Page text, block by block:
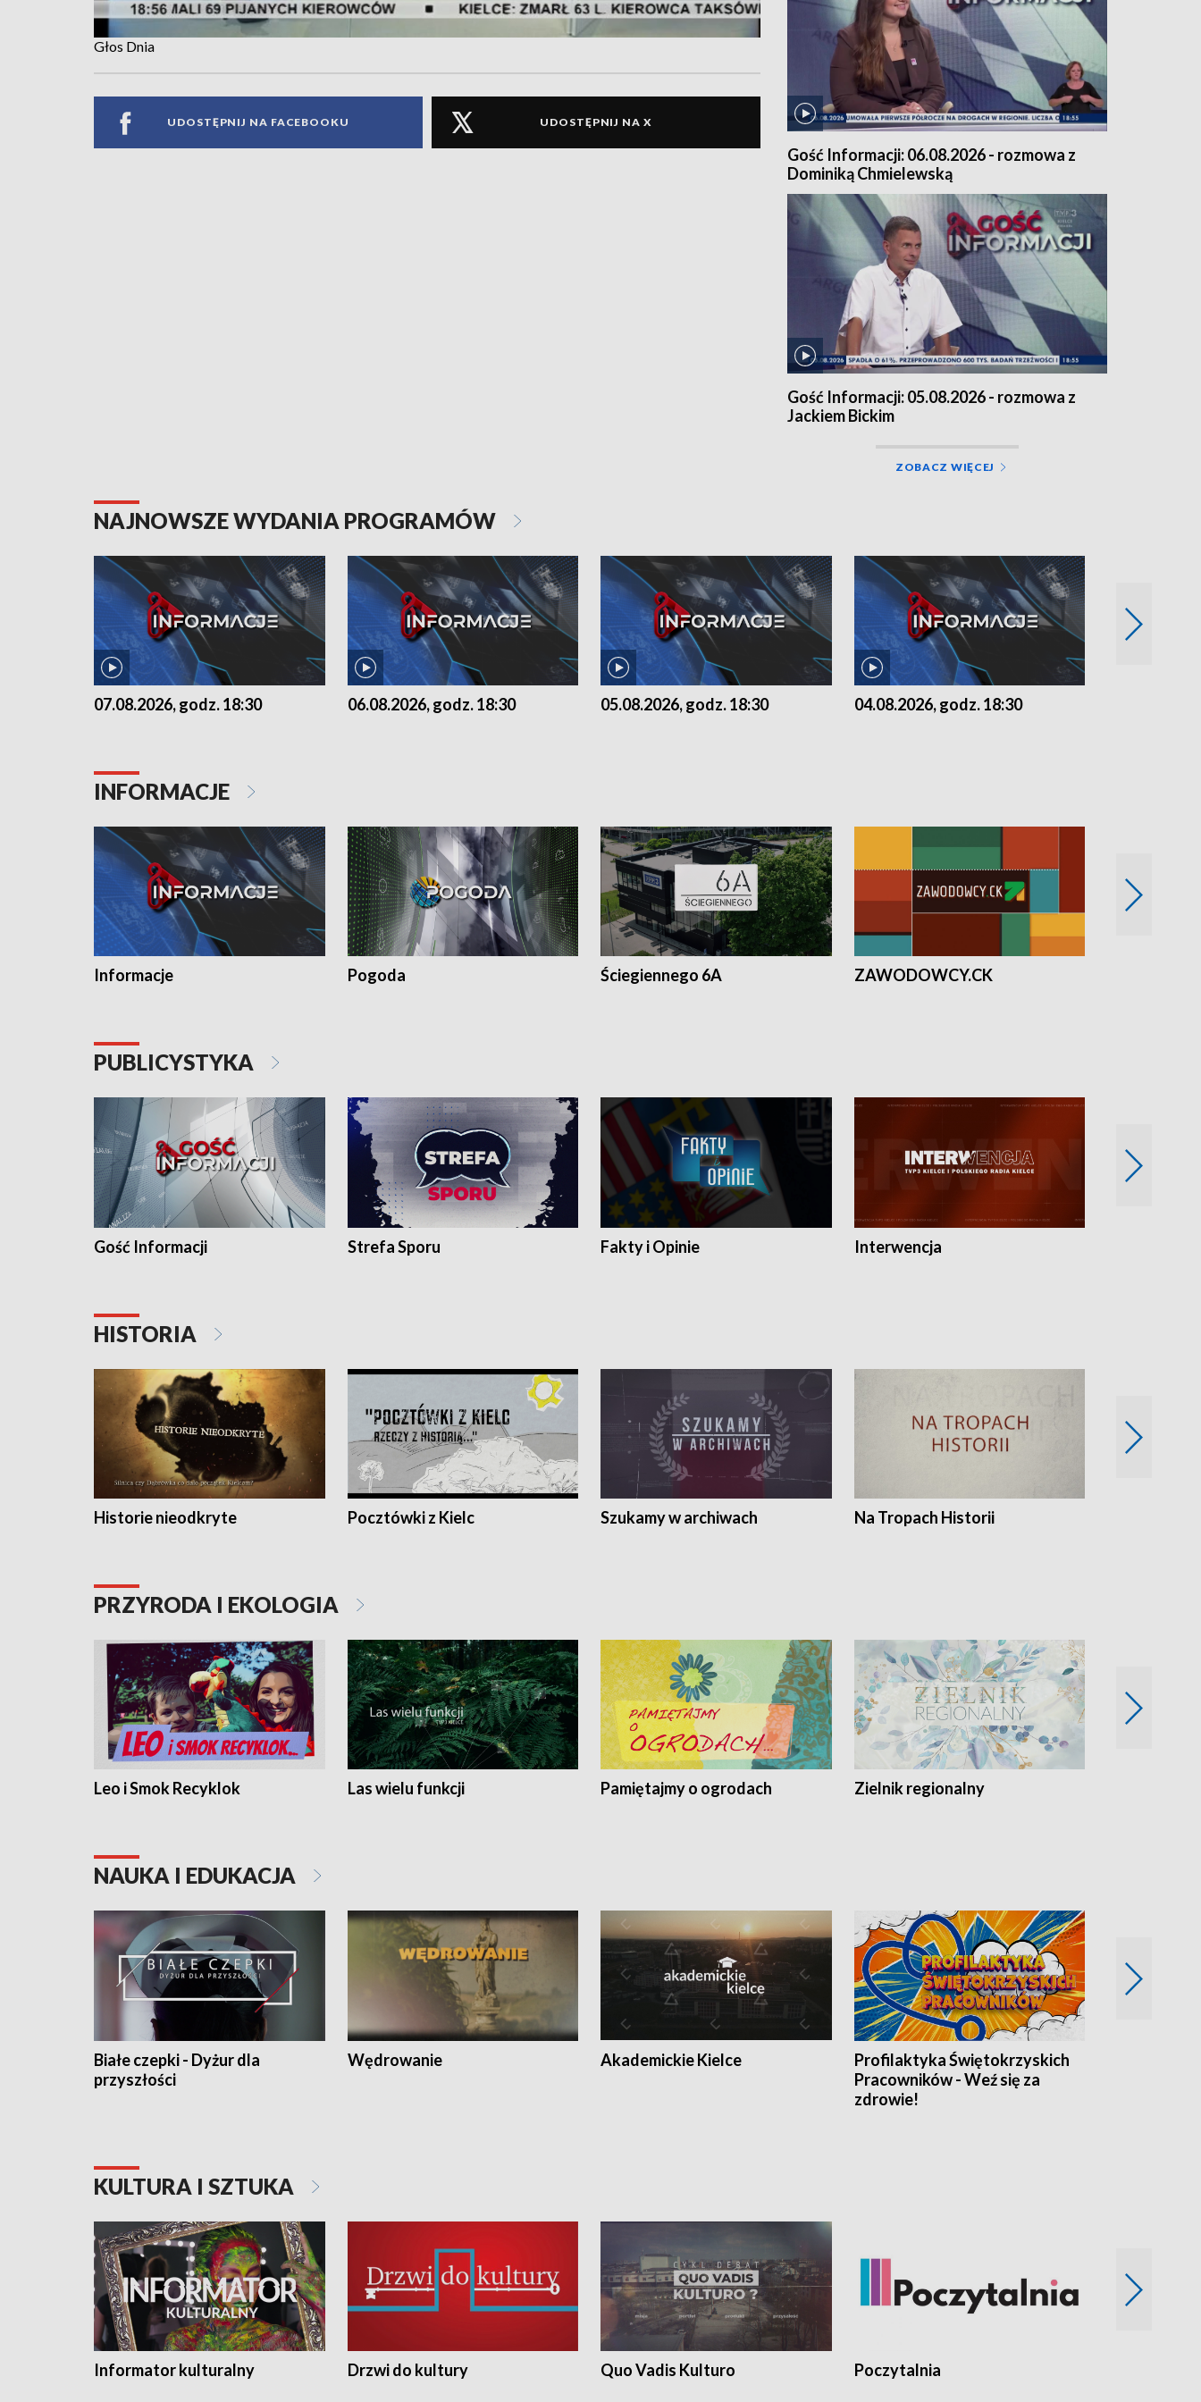
Głos Dnia
UDOSTĘPNIJ NA FACEBOOKU UDOSTĘPNIJ NA X
Gość Informacji: 06.08.2026 - rozmowa z
Dominiką Chmielewską
Gość Informacji: 05.08.2026 - rozmowa z
Jackiem Bickim
ZOBACZ WIĘCEJ
NAJNOWSZE WYDANIA PROGRAMÓW
07.08.2026, godz. 18:30 06.08.2026, godz. 18:30 05.08.2026, godz. 18:30 04.08.2026, godz. 18:30
INFORMACJE
Informacje Pogoda Ściegiennego 6A ZAWODOWCY.CK
PUBLICYSTYKA
Gość Informacji Strefa Sporu Fakty i Opinie Interwencja
HISTORIA
Historie nieodkryte Pocztówki z Kielc Szukamy w archiwach Na Tropach Historii
PRZYRODA I EKOLOGIA
Leo i Smok Recyklok Las wielu funkcji Pamiętajmy o ogrodach Zielnik regionalny
NAUKA I EDUKACJA
Białe czepki - Dyżur dla
przyszłości
Wędrowanie Akademickie Kielce
Profilaktyka Świętokrzyskich
Pracowników - Weź się za
zdrowie!
KULTURA I SZTUKA
Informator kulturalny Drzwi do kultury Quo Vadis Kulturo Poczytalnia